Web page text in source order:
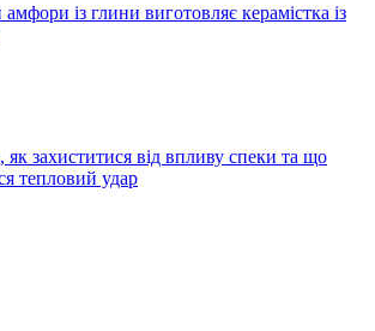
із глини виготовляє керамістка із
захиститися від впливу спеки та що
тепловий удар